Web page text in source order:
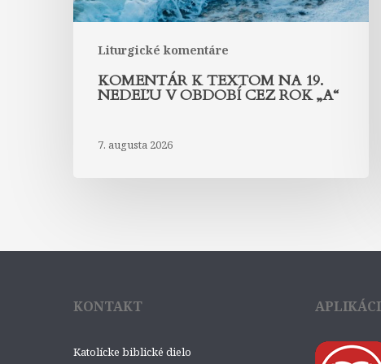
Liturgické komentáre
rok
KOMENTÁR K TEXTOM NA 19.
NEDEĽU V OBDOBÍ CEZ ROK „A“
7. augusta 2026
KONTAKT
Katolícke biblické dielo